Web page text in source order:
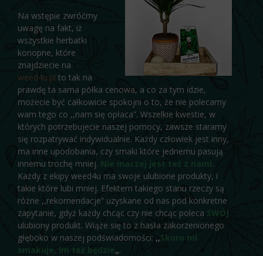
Na wstępie zwróćmy
uwagę na fakt, iż
wszystkie herbatki
konopne, które
znajdziecie na
weed4u.pl to tak na
prawdę ta sama półka cenowa, a co za tym idzie,
możecie być całkowicie spokojni o to, że nie polecamy
wam tego co ,,nam się opłaca”. Wszelkie kwestie, w
których potrzebujecie naszej pomocy, zawsze staramy
się rozpatrywać indywidualnie. Każdy człowiek jest inny,
ma inne upodobania, czy smaki które jednemu pasują
innemu trochę mniej. Nie inaczej jest też z nami.
Każdy z ekipy weed4u ma swoje ulubione produkty, i
takie które lubi mniej. Efektem takiego stanu rzeczy są
różne ,,rekomendacje” uzyskane od nas pod konkretne
zapytanie, gdyż każdy chcąc czy nie chcąc poleca SWÓJ
ulubiony produkt. Wiąże się to z hasła zakorzenionego
głęboko w naszej podświadomości: ,,Skoro mi
smakuje, Im też będzie„.